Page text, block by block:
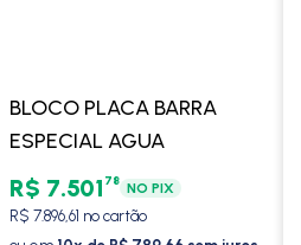
BLOCO PLACA BARRA
ESPECIAL AGUA
R$ 7.501 78 NO PIX
R$ 7.896,61 no cartão